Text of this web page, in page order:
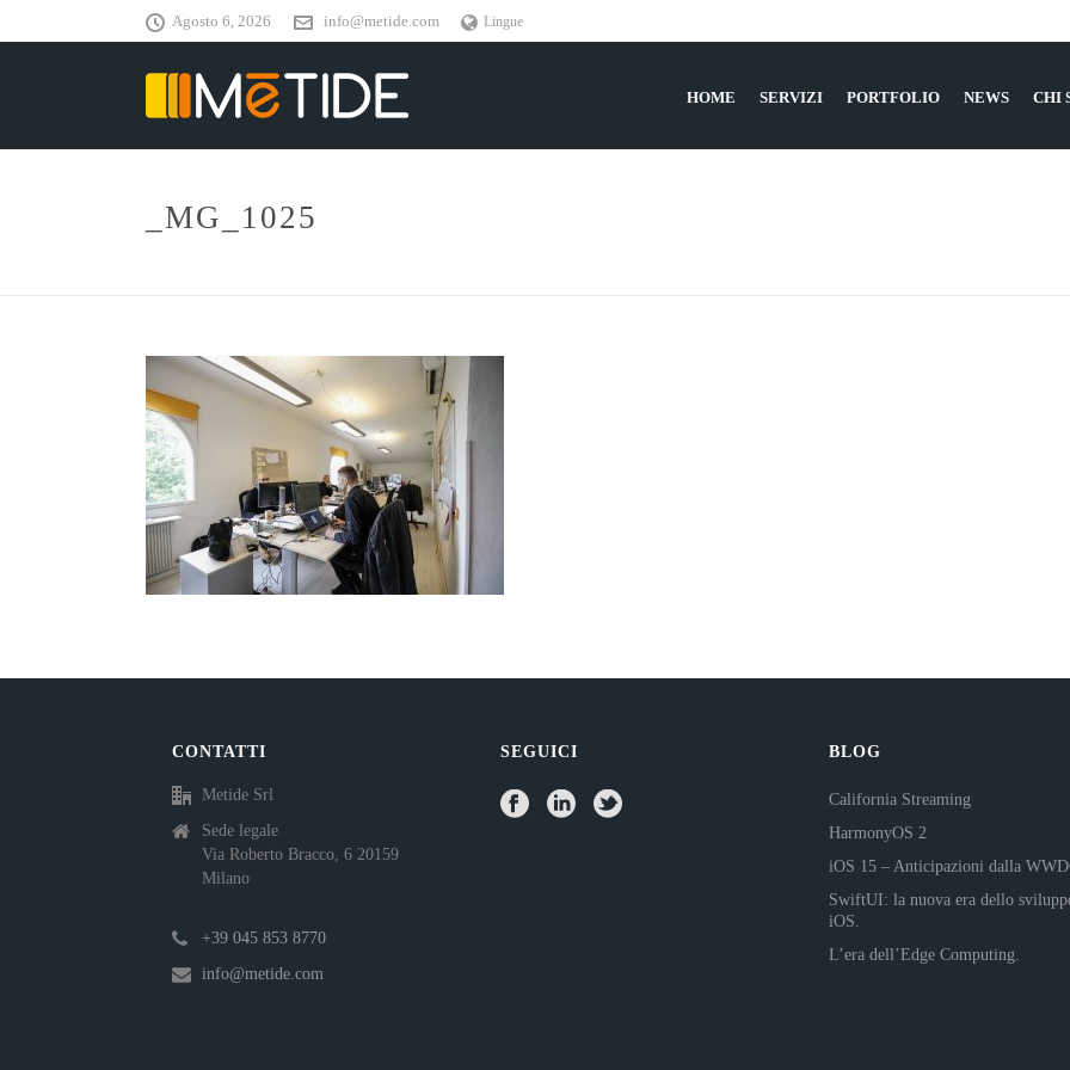
Agosto 6, 2026 info@metide.com Lingue
HOME SERVIZI PORTFOLIO NEWS CHI
_MG_1025
CONTATTI
Metide Srl
Sede legale
Via Roberto Bracco, 6 20159
Milano
+39 045 853 8770
info@metide.com
SEGUICI BLOG
California Streaming
HarmonyOS 2
iOS 15 – Anticipazioni dalla
SwiftUI: la nuova era dello
iOS.
L’era dell’Edge Computing.